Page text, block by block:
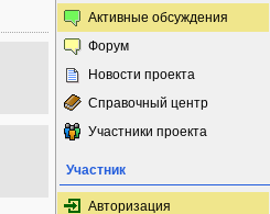
Активные обсуждения
Форум
Новости проекта
Справочный центр
Участники проекта
Участник
Авторизация